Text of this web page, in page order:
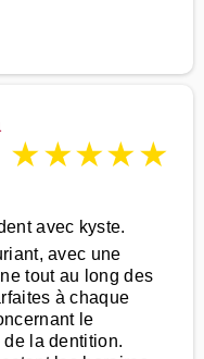
★★★★★
avec kyste.
avec une
tout au long des
à chaque
le
la dentition.